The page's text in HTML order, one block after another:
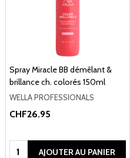
Spray Miracle BB démêlant &
brillance ch. colorés 150ml
WELLA PROFESSIONALS
CHF26.95
Quantité:AJOUTER AU PANIER